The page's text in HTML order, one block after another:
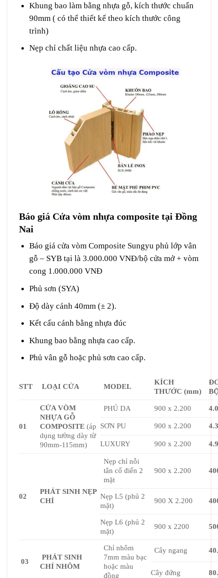
Khung bao làm bằng nhựa gỗ, kích thước chuẩn
90mm ( có thể thiết kế theo kích thước công
trình)
Nẹp chỉ chất liệu nhựa cao cấp.
Báo giá Cửa vòm nhựa composite tại Đồng
Nai
Báo giá cửa vòm Composite Sungyu phủ lớp vân
gỗ – SYB tại là 3.000.000 VNĐ/bộ cửa mở + vòm
cong 1.000.000 VNĐ
Phủ sơn (SYA)
Độ dày cánh 40mm (± 2).
Kết cấu cánh bằng nhựa đúc
Khung bao bằng nhựa cao cấp.
Phủ vân gỗ hoặc phủ sơn cao cấp.
STT LOẠI CỬA MODEL
KÍCH
THƯỚC(mm)
01
CỬA VÒM
NHỰA GỖ
COMPOSITE(áp
dụng tường dày từ
90mm-115mm)
PHỦ DA 900 x 2.200
SƠN PU 900 x 2.200
LUXURY 900 x 2.200
02
PHÁT SINH NẸP
CHỈ
Nẹp chỉ nỗi
tân cổ điển 2
mặt
900 x 2.200
Nẹp L5 (phủ 2
mặt)
900 X 2.200
Nẹp L6 (phủ 2
mặt)
900 x 2200
03
PHÁT SINH
CHỈ NHÔM
Chỉ nhôm
7mm màu bạc
hoặc màu
đồng
Cây ngang
Cây đứng